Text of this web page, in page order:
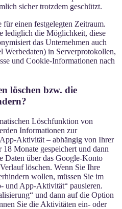
sicher trotzdem geschützt.
einen festgelegten Zeitraum.
lediglich die Möglichkeit, diese
das Unternehmen auch
in Serverprotokollen,
und Cookie-Informationen nach
löschen bzw. die
Löschfunktion von
Informationen zur
Aktivität – abhängig von Ihrer
Monate gespeichert und dann
Daten über das Google-Konto
löschen. Wenn Sie Ihre
wollen, müssen Sie im
und App-Aktivität“ pausieren.
und dann auf die Option
Sie die Aktivitäten ein- oder